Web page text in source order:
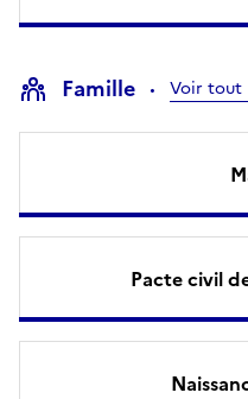
Famille Voir tout
Pacte civil